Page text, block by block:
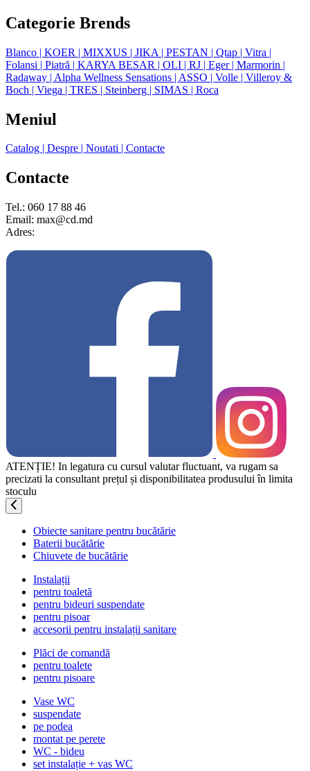
Categorie Brends
Blanco | KOER | MIXXUS | JIKA | PESTAN | Qtap | Vitra |
Folansi | Piatră | KARYA BESAR | OLI | RJ | Eger | Marmorin |
Radaway | Alpha Wellness Sensations | ASSO | Volle | Villeroy &
Boch | Viega | TRES | Steinberg | SIMAS | Roca
Meniul
Catalog | Despre | Noutati | Contacte
Contacte
Tel.: 060 17 88 46
Email: max@cd.md
Adres:
ATENȚIE! In legatura cu cursul valutar fluctuant, va rugam sa
precizati la consultant prețul și disponibilitatea produsului în limita
stoculu
Obiecte sanitare pentru bucătărie
Baterii bucătărie
Chiuvete de bucătărie
Instalații
pentru toaletă
pentru bideuri suspendate
pentru pisoar
accesorii pentru instalații sanitare
Plăci de comandă
pentru toalete
pentru pisoare
Vase WC
suspendate
pe podea
montat pe perete
WC - bideu
set instalație + vas WC